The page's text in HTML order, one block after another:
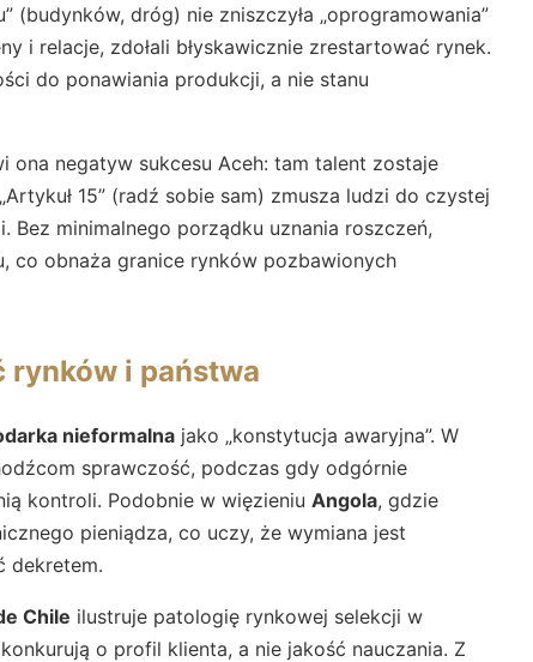
(budynków, dróg) nie zniszczyła „oprogramowania”
i relacje, zdołali błyskawicznie zrestartować rynek.
do ponawiania produkcji, a nie stanu
ona negatyw sukcesu Aceh: tam talent zostaje
15” (radź sobie sam) zmusza ludzi do czystej
minimalnego porządku uznania roszczeń,
co obnaża granice rynków pozbawionych
rynków i państwa
nieformalna jako „konstytucja awaryjna”. W
sprawczość, podczas gdy odgórnie
kontroli. Podobnie w więzieniu Angola, gdzie
pieniądza, co uczy, że wymiana jest
dekretem.
Chile ilustruje patologię rynkowej selekcji w
o profil klienta, a nie jakość nauczania. Z